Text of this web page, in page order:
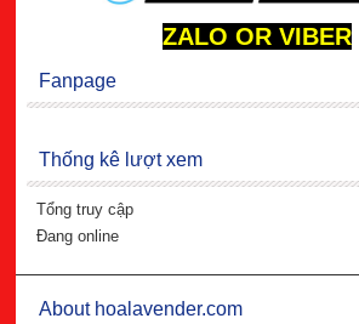
ZALO OR VIBER
Fanpage
Thống kê lượt xem
Tổng truy cập
Đang online
About hoalavender.com